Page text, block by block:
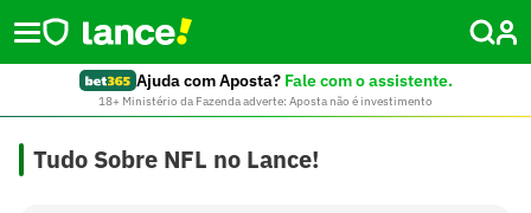
Ajuda com Aposta? Fale com o assistente.
18+ Ministério da Fazenda adverte: Aposta não é investimento
Tudo Sobre NFL no Lance!